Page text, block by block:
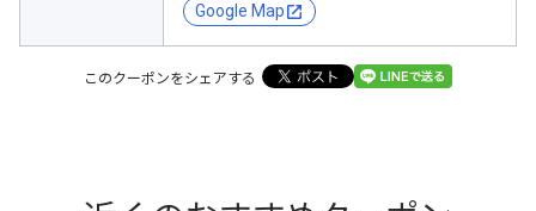
Google Map
このクーポンをシェアする